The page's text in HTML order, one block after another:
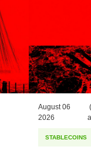
August 06
2026
STABLECOINS